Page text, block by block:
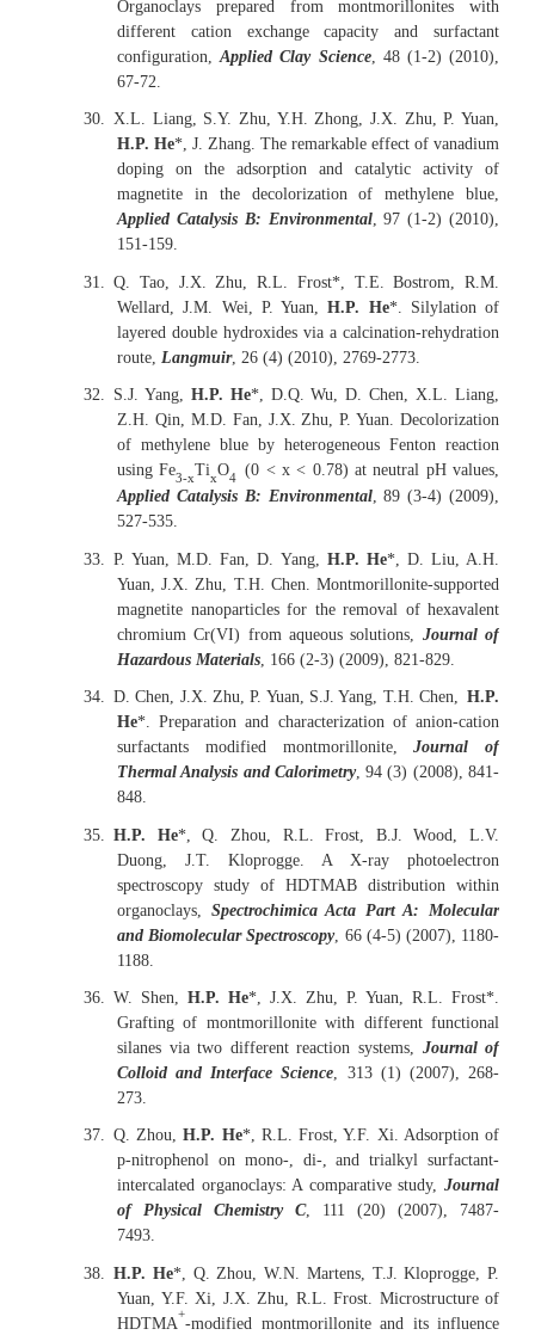
Organoclays prepared from montmorillonites with
different cation exchange capacity and surfactant
configuration,Applied Clay Science, 48 (1-2) (2010),
67-72.
30. X.L. Liang, S.Y. Zhu, Y.H. Zhong, J.X. Zhu, P. Yuan,
H.P. He*, J. Zhang. The remarkable effect of vanadium
doping on the adsorption and catalytic activity of
magnetite in the decolorization of methylene blue,
Applied Catalysis B: Environmental, 97 (1-2) (2010),
151-159.
31. Q. Tao, J.X. Zhu, R.L. Frost*, T.E. Bostrom, R.M.
Wellard, J.M. Wei, P. Yuan,H.P. He*. Silylation of
layered double hydroxides via a calcination-rehydration
route, Langmuir, 26 (4) (2010), 2769-2773.
32. S.J. Yang, H.P. He*, D.Q. Wu, D. Chen, X.L. Liang,
Z.H. Qin, M.D. Fan, J.X. Zhu, P. Yuan. Decolorization
of methylene blue by heterogeneous Fenton reaction
using Fe3-xTixO4
(0 < x < 0.78) at neutral pH values,
Applied Catalysis B: Environmental, 89 (3-4) (2009),
527-535.
33. P. Yuan, M.D. Fan, D. Yang, H.P. He*, D. Liu, A.H.
Yuan, J.X. Zhu, T.H. Chen. Montmorillonite-supported
magnetite nanoparticles for the removal of hexavalent
chromium Cr(VI) from aqueous solutions, Journal of
Hazardous Materials , 166 (2-3) (2009), 821-829.
34. D. Chen, J.X. Zhu, P. Yuan, S.J. Yang, T.H. Chen, H.P.
He*. Preparation and characterization of anion-cation
surfactants modified montmorillonite,Journal of
Thermal Analysis and Calorimetry, 94 (3) (2008), 841-
848.
35. H.P. He*, Q. Zhou, R.L. Frost, B.J. Wood, L.V.
Duong, J.T. Kloprogge. A X-ray photoelectron
spectroscopy study of HDTMAB distribution within
organoclays, Spectrochimica Acta Part A: Molecular
and Biomolecular Spectroscopy, 66 (4-5) (2007), 1180-
1188.
36. W. Shen, H.P. He*, J.X. Zhu, P. Yuan, R.L. Frost*.
Grafting of montmorillonite with different functional
silanes via two different reaction systems,
Journal of
Colloid and Interface Science , 313 (1) (2007), 268-
273.
37. Q. Zhou,H.P. He*, R.L. Frost, Y.F. Xi. Adsorption of
p-nitrophenol on mono-, di-, and trialkyl surfactant-
intercalated organoclays: A comparative study, Journal
of Physical Chemistry C, 111 (20) (2007), 7487-
7493.
38. H.P. He*, Q. Zhou, W.N. Martens, T.J. Kloprogge, P.
Yuan, Y.F. Xi, J.X. Zhu, R.L. Frost. Microstructure of
HDTMA
+
-modified montmorillonite and its influence